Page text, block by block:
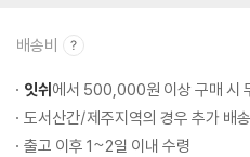
배송비
잇쉬에서 500,000원 이상 구매 시
도서산간/제주지역의 경우 추가 배
출고 이후 1~2일 이내 수령